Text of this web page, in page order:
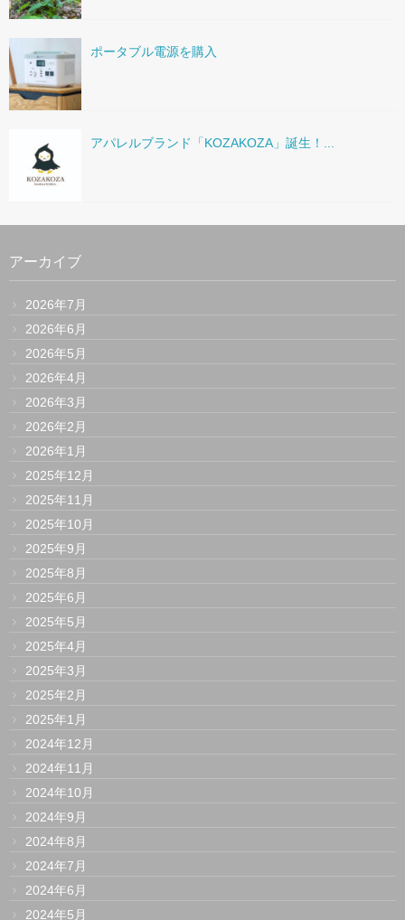
ポータブル電源を購入
アパレルブランド「KOZAKOZA」誕生！...
アーカイブ
2026年7月
2026年6月
2026年5月
2026年4月
2026年3月
2026年2月
2026年1月
2025年12月
2025年11月
2025年10月
2025年9月
2025年8月
2025年6月
2025年5月
2025年4月
2025年3月
2025年2月
2025年1月
2024年12月
2024年11月
2024年10月
2024年9月
2024年8月
2024年7月
2024年6月
2024年5月